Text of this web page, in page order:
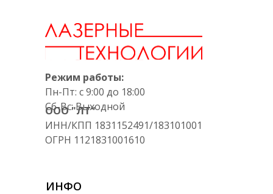
ИНФО
Режим работы:
Пн-Пт: с 9:00 до 18:00
Сб-Вс: Выходной
ООО "ЛТ"
ИНН/КПП 1831152491/183101001
ОГРН 1121831001610